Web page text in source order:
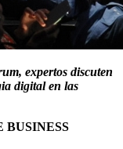
expertos discuten
digital en las
BUSINESS